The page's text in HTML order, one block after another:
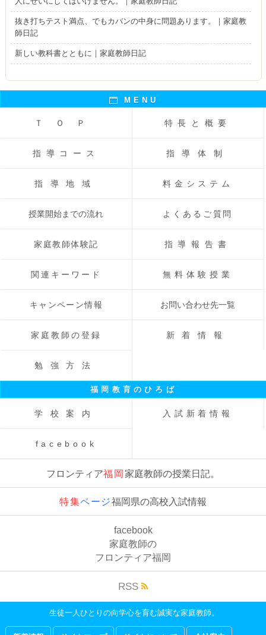
抜き打ちテスト満点、でもカバンの中身に問題あります。｜家庭教
師日記
新しい教科書とともに｜家庭教師日記
MENU
ＴＯＰ 特長と概要
指導コース 指導体制
指導地域 料金システム
授業開始までの流れ よくあるご質問
家庭教師体験記 指導報告書
関連キーワード 無料体験授業
キャンペーン情報 お問い合わせ先一覧
家庭教師の登録 新着情報
勉強方法
福岡教育のひろば
学校案内 入試新着情報
facebook
フロンティア福岡 家庭教師の授業日記。
特集ページ福岡県の高校入試情報
facebook
家庭教師の
フロンティア福岡
RSS
生徒一人ひとりの向学心を育む誠実な家庭教師。